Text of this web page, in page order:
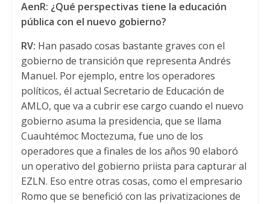
AenR: ¿Qué perspectivas tiene la educación
pública con el nuevo gobierno?
RV: Han pasado cosas bastante graves con el
gobierno de transición que representa Andrés
Manuel. Por ejemplo, entre los operadores
políticos, él actual Secretario de Educación de
AMLO, que va a cubrir ese cargo cuando el nuevo
gobierno asuma la presidencia, que se llama
Cuauhtémoc Moctezuma, fue uno de los
operadores que a finales de los años 90 elaboró
un operativo del gobierno priista para capturar al
EZLN. Eso entre otras cosas, como el empresario
Romo que se benefició con las privatizaciones de